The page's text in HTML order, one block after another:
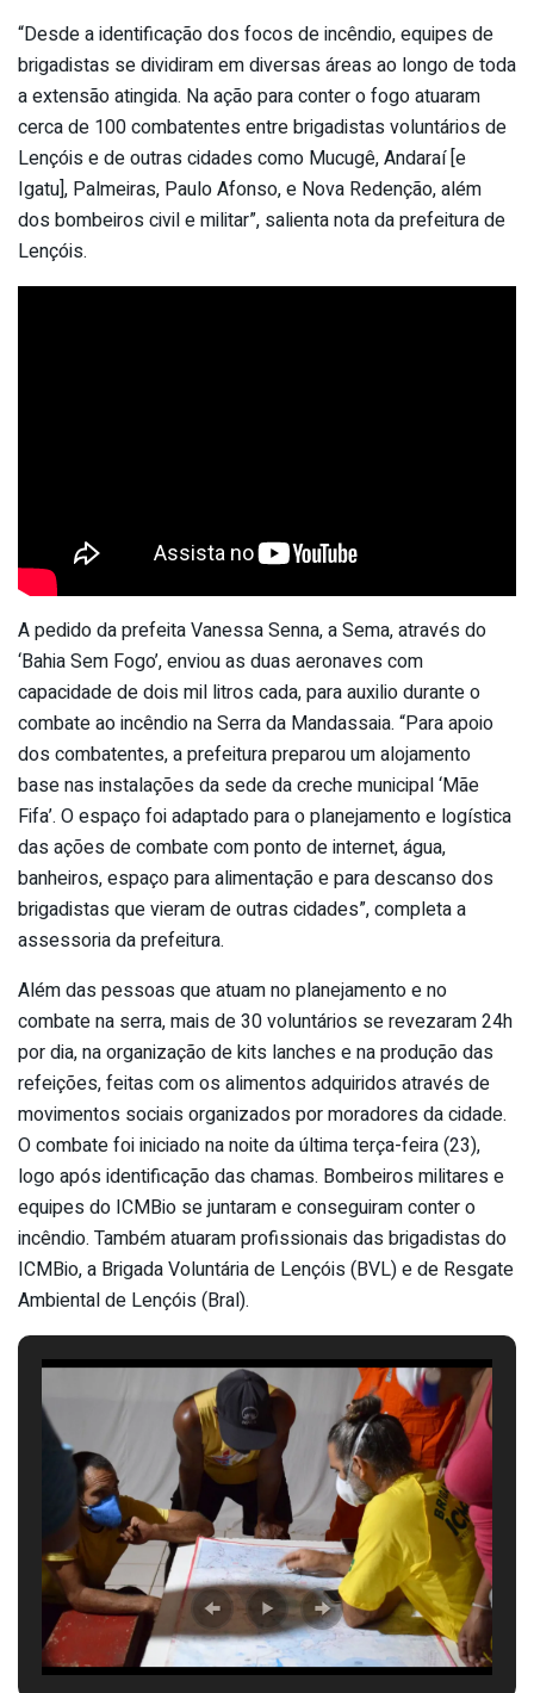
“Desde a identificação dos focos de incêndio, equipes de
brigadistas se dividiram em diversas áreas ao longo de toda
a extensão atingida. Na ação para conter o fogo atuaram
cerca de 100 combatentes entre brigadistas voluntários de
Lençóis e de outras cidades como Mucugê, Andaraí [e
Igatu], Palmeiras, Paulo Afonso, e Nova Redenção, além
dos bombeiros civil e militar”, salienta nota da prefeitura de
Lençóis.
A pedido da prefeita Vanessa Senna, a Sema, através do
‘Bahia Sem Fogo’, enviou as duas aeronaves com
capacidade de dois mil litros cada, para auxilio durante o
combate ao incêndio na Serra da Mandassaia. “Para apoio
dos combatentes, a prefeitura preparou um alojamento
base nas instalações da sede da creche municipal ‘Mãe
Fifa’. O espaço foi adaptado para o planejamento e logística
das ações de combate com ponto de internet, água,
banheiros, espaço para alimentação e para descanso dos
brigadistas que vieram de outras cidades”, completa a
assessoria da prefeitura.
Além das pessoas que atuam no planejamento e no
combate na serra, mais de 30 voluntários se revezaram 24h
por dia, na organização de kits lanches e na produção das
refeições, feitas com os alimentos adquiridos através de
movimentos sociais organizados por moradores da cidade.
O combate foi iniciado na noite da última terça-feira (23),
logo após identificação das chamas. Bombeiros militares e
equipes do ICMBio se juntaram e conseguiram conter o
incêndio. Também atuaram profissionais das brigadistas do
ICMBio, a Brigada Voluntária de Lençóis (BVL) e de Resgate
Ambiental de Lençóis (Bral).